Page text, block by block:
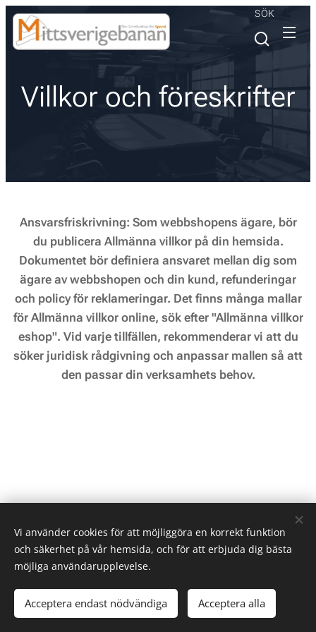
SÖK
Villkor och föreskrifter
Ansvarsfriskrivning: Som webbshopens ägare, bör
du publicera Allmänna villkor på din hemsida.
Dokumentet bör definiera ansvaret mellan dig som
ägare av webbshopen och din kund, refunderingar
och policy för reklameringar. Det finns många mallar
för Allmänna villkor online, sök efter "Allmänna villkor
eshop". Vid varje tillfällen, rekommenderar vi att du
söker juridisk rådgivning och anpassar mallen så att
den passar din verksamhets behov.
Norrlands Motorpark AB med Mittsverigebanan -
Sidan skapad av Invest Nordic Ltd.
Cookies
Vi använder cookies för att möjliggöra en korrekt funktion
och säkerhet på vår hemsida, och för att erbjuda dig bästa
möjliga användarupplevelse.
Acceptera endast nödvändiga Acceptera alla